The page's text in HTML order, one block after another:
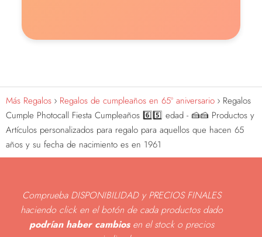
Más Regalos Regalos de cumpleaños en 65º aniversario
Regalos
Cumple Photocall Fiesta Cumpleaños 6️⃣5️⃣ edad - 🍰🍰 Productos y
Artículos personalizados para regalo para aquellos que hacen 65
años y su fecha de nacimiento es en 1961
Comprueba DISPONIBILIDAD y PRECIOS FINALES
haciendo click en el botón de cada productos dado
podrían haber cambiosen el stock o precios